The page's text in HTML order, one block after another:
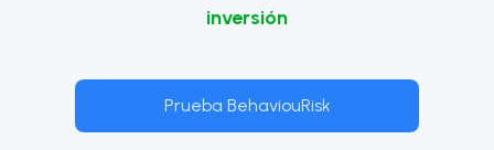
inversión
Prueba BehaviouRisk